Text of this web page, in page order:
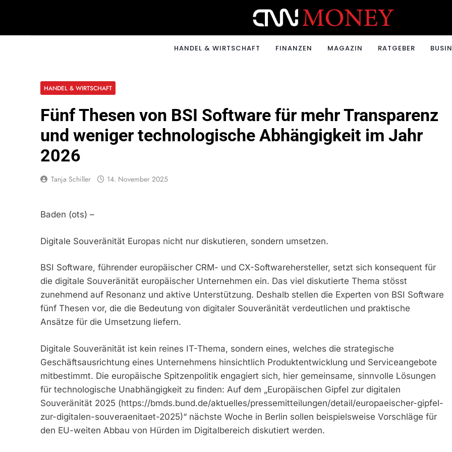
CNNMONEY.CH
HANDEL & WIRTSCHAFT FINANZEN MAGAZIN RATGEBER
HANDEL & WIRTSCHAFT
Fünf Thesen von BSI Software für mehr Transparenz
und weniger technologische Abhängigkeit im Jahr
2026
Tanja Schiller 14. November 2025
Baden (ots) –
Digitale Souveränität Europas nicht nur diskutieren, sondern umsetzen.
BSI Software, führender europäischer CRM- und CX-Softwarehersteller, setzt sich konsequent für
die digitale Souveränität europäischer Unternehmen ein. Das viel diskutierte Thema stösst
zunehmend auf Resonanz und aktive Unterstützung. Deshalb stellen die Experten von BSI Software
fünf Thesen vor, die die Bedeutung von digitaler Souveränität verdeutlichen und praktische
Ansätze für die Umsetzung liefern.
Digitale Souveränität ist kein reines IT-Thema, sondern eines, welches die strategische
Geschäftsausrichtung eines Unternehmens hinsichtlich Produktentwicklung und Serviceangebote
mitbestimmt. Die europäische Spitzenpolitik engagiert sich, hier gemeinsame, sinnvolle Lösungen
für technologische Unabhängigkeit zu finden: Auf dem „Europäischen Gipfel zur digitalen
Souveränität 2025 (https://bmds.bund.de/aktuelles/pressemitteilungen/detail/europaeischer-gipfel-
zur-digitalen-souveraenitaet-2025)“ nächste Woche in Berlin sollen beispielsweise Vorschläge für
den EU-weiten Abbau von Hürden im Digitalbereich diskutiert werden.